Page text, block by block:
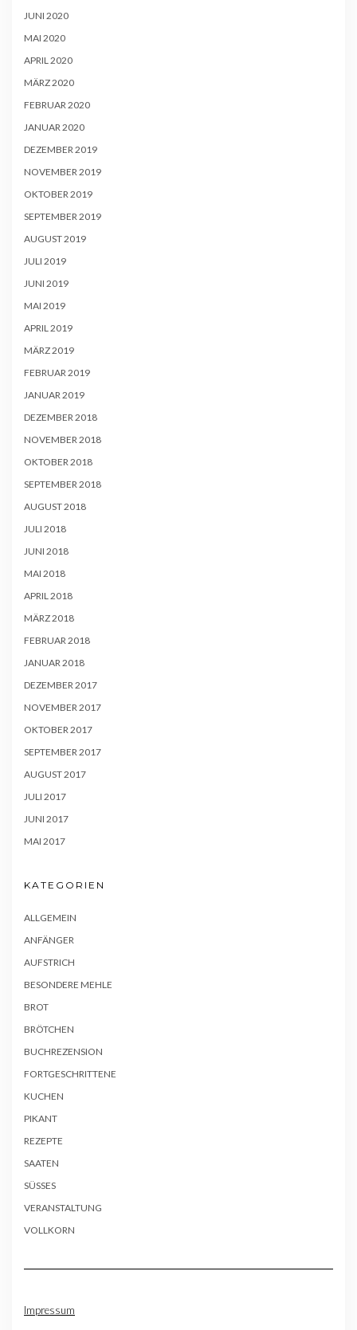
JUNI 2020
MAI 2020
APRIL 2020
MÄRZ 2020
FEBRUAR 2020
JANUAR 2020
DEZEMBER 2019
NOVEMBER 2019
OKTOBER 2019
SEPTEMBER 2019
AUGUST 2019
JULI 2019
JUNI 2019
MAI 2019
APRIL 2019
MÄRZ 2019
FEBRUAR 2019
JANUAR 2019
DEZEMBER 2018
NOVEMBER 2018
OKTOBER 2018
SEPTEMBER 2018
AUGUST 2018
JULI 2018
JUNI 2018
MAI 2018
APRIL 2018
MÄRZ 2018
FEBRUAR 2018
JANUAR 2018
DEZEMBER 2017
NOVEMBER 2017
OKTOBER 2017
SEPTEMBER 2017
AUGUST 2017
JULI 2017
JUNI 2017
MAI 2017
KATEGORIEN
ALLGEMEIN
ANFÄNGER
AUFSTRICH
BESONDERE MEHLE
BROT
BRÖTCHEN
BUCHREZENSION
FORTGESCHRITTENE
KUCHEN
PIKANT
REZEPTE
SAATEN
SÜSSES
VERANSTALTUNG
VOLLKORN
Impressum